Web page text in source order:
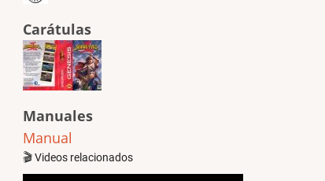
Carátulas
Manuales
Manual
🎬 Videos relacionados